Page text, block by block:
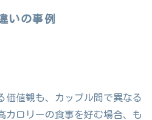
いの事例
価値観も、カップル間で異なる
カロリーの食事を好む場合、も